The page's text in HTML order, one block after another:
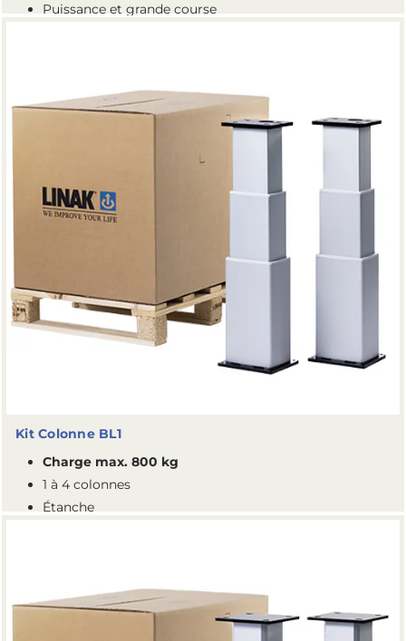
Puissance et grande course
Kit Colonne BL1
Charge max. 800 kg
1 à 4 colonnes
Étanche